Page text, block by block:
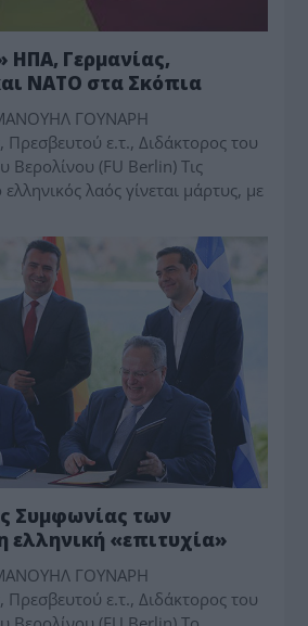
Γερμανίας,
ΝΑΤΟ στα Σκόπια
ΓΟΥΝΑΡΗ
ε.τ., Διδάκτορος του
Βερολίνου (FU Berlin) Τις
ελληνικός λαός γίνεται μάρτυς, με
Συμφωνίας των
ελληνική «επιτυχία»
ΓΟΥΝΑΡΗ
ε.τ., Διδάκτορος του